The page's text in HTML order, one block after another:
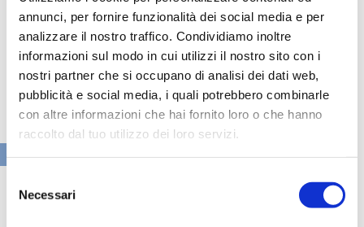
annunci, per fornire funzionalità dei social media e per
analizzare il nostro traffico. Condividiamo inoltre
informazioni sul modo in cui utilizzi il nostro sito con i
nostri partner che si occupano di analisi dei dati web,
pubblicità e social media, i quali potrebbero combinarle
con altre informazioni che hai fornito loro o che hanno
raccolto dal tuo utilizzo dei loro servizi.
delNecessari
VAI ALLA SEZIONE BANCHE NEWS